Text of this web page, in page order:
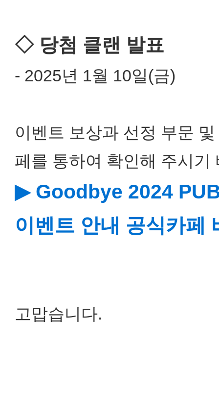
◇ 당첨 클랜 발표
- 2025년 1월 10일(금)
이벤트 보상과 선정 부문
페를 통하여 확인해 주시기
▶ Goodbye 2024
이벤트 안내 공식카페
고맙습니다.